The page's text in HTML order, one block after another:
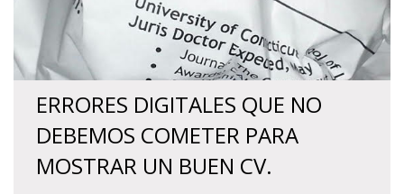
ERRORES DIGITALES QUE NO
DEBEMOS COMETER PARA
MOSTRAR UN BUEN CV.